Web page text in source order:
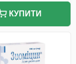
КУПИТИ